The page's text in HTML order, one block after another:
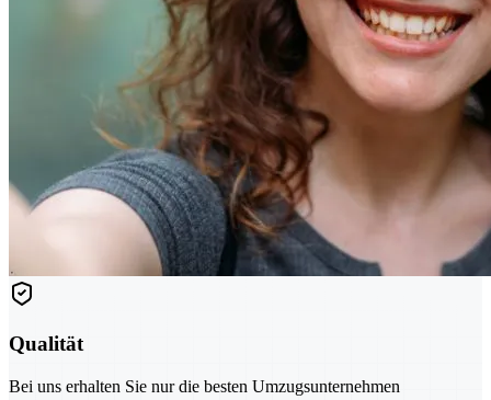
Qualität
Bei uns erhalten Sie nur die besten Umzugsunternehmen